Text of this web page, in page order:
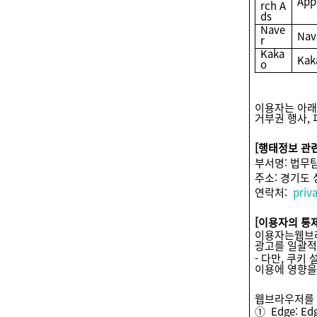
rch A
ds
Nave
r
Kaka
o
이용자는 아
거부권 행사,
[행태정보 관
부서명: 법무
주소: 경기도
연락처:
[이용자의 통
이용자는웹
광고를 일괄
- 다만, 쿠키
이용에 영향
웹브라우저
① Edge: